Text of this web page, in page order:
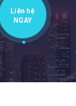
Liên hệ
NGAY